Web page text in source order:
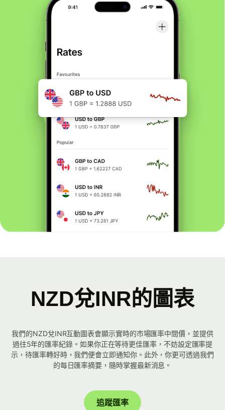
NZD兌INR的圖表
我們的NZD兌INR互動圖表會顯示實時的市場匯率中間價，並提供
過往5年的匯率紀錄。如果你正在等待更佳匯率，不妨設定匯率提
示，待匯率轉好時，我們便會立即通知你。此外，你更可透過我們
的每日匯率摘要，隨時掌握最新消息。
追蹤匯率